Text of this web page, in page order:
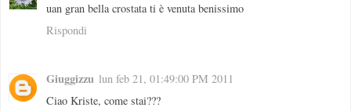
uan gran bella crostata ti è venuta benissimo
Rispondi
Giuggizzu lun feb 21, 01:49:00 PM 2011
Ciao Kriste, come stai???